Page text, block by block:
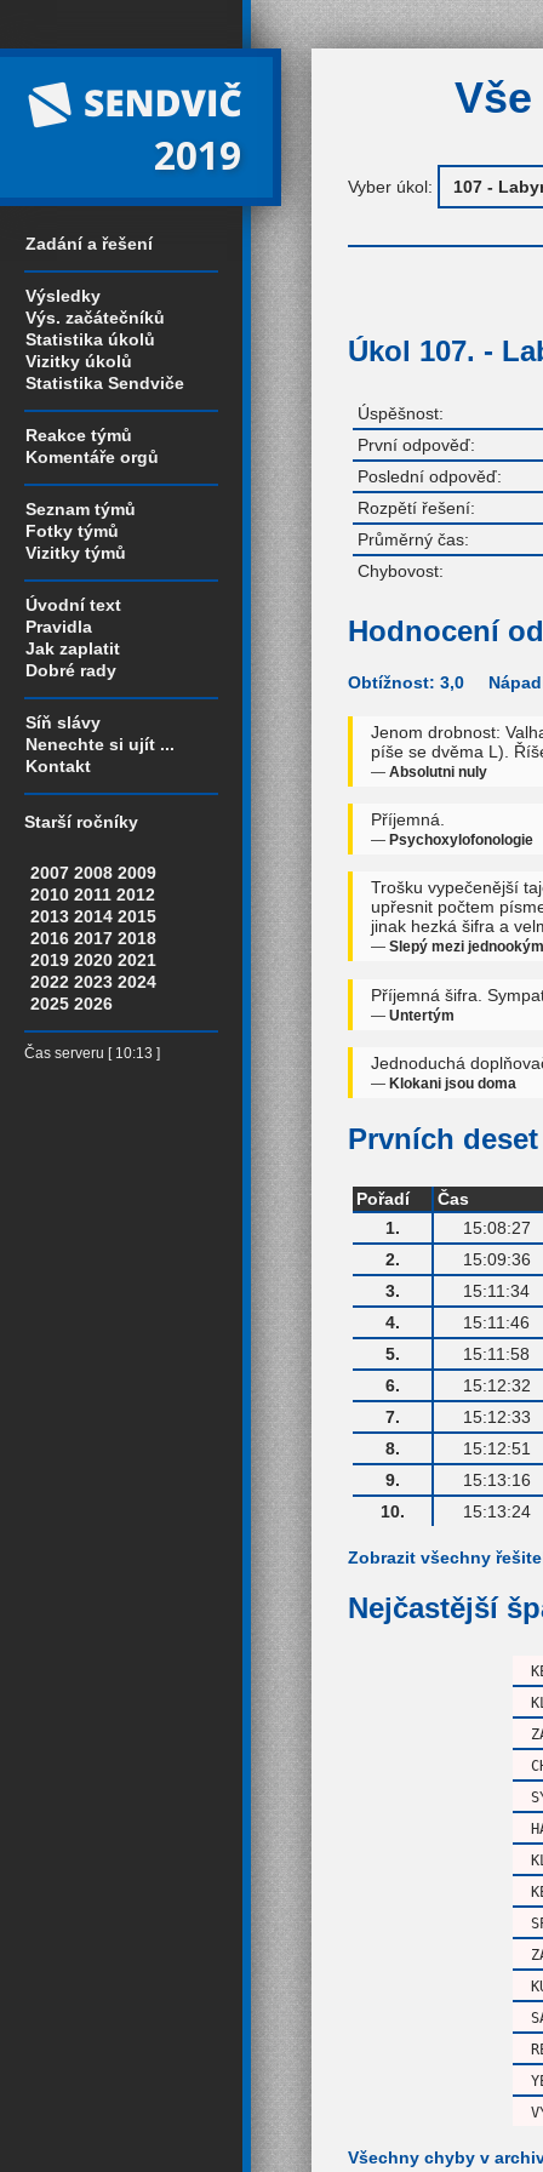
2019
Zadání a řešení
Výsledky
Výs. začátečníků
Statistika úkolů
Vizitky úkolů
Statistika Sendviče
Reakce týmů
Komentáře orgů
Seznam týmů
Fotky týmů
Vizitky týmů
Úvodní text
Pravidla
Jak zaplatit
Dobré rady
Síň slávy
Nenechte si ujít ...
Kontakt
Starší ročníky
2007 2008 2009
2010 2011 2012
2013 2014 2015
2016 2017 2018
2019 2020 2021
2022 2023 2024
2025 2026
Čas serveru [ 10:13 ]
Vyber úkol:
Úkol 107. -
Úspěšnost:
První odpověď:
Poslední odpověď:
Rozpětí řešení:
Průměrný čas:
Chybovost:
Hodnocení
Obtížnost: 3,0
Jenom drobnost:
píše se dvěma L).
— Absolutni nuly
Příjemná.
— Psychoxylofonologie
Trošku vypečenější
upřesnit počtem
jinak hezká šifra a
— Slepý mezi jednookým
Příjemná šifra.
— Untertým
Jednoduchá
— Klokani jsou doma
Prvních
Pořadí
Čas
1.
15:08:27
2.
15:09:36
3.
15:11:34
4.
15:11:46
5.
15:11:58
6.
15:12:32
7.
15:12:33
8.
15:12:51
9.
15:13:16
10.
15:13:24
Zobrazit všechny
Nejčastější
Všechny chyby v